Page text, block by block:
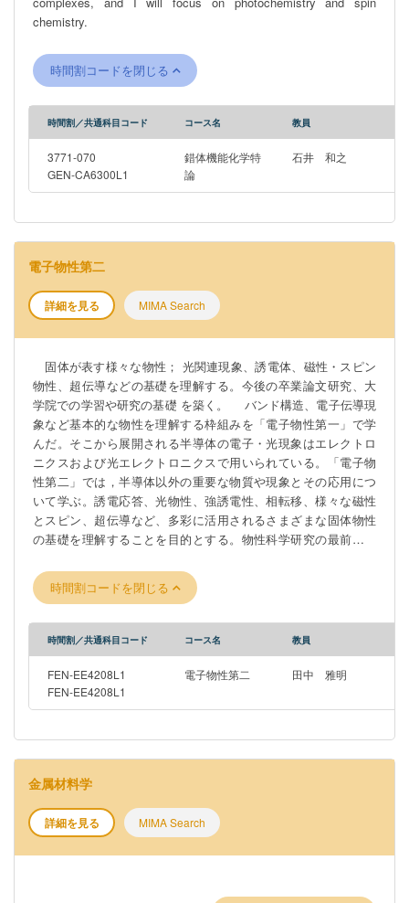
chemistry.
時間割コードを閉じる
時間割／共通科目コード コース名 教員
3771-070
GEN-CA6300L1
錯体機能化学特
論
石井 和之
電子物性第二
詳細を見る MIMA Search
固体が表す様々な物性； 光関連現象、誘電体、磁性・スピン
物性、超伝導などの基礎を理解する。今後の卒業論文研究、大
学院での学習や研究の基礎 を築く。 バンド構造、電子伝導現
象など基本的な物性を理解する枠組みを「電子物性第一」で学
んだ。そこから展開される半導体の電子・光現象はエレクトロ
ニクスおよび光エレクトロニクスで用いられている。「電子物
性第二」では，半導体以外の重要な物質や現象とその応用につ
いて学ぶ。誘電応答、光物性、強誘電性、相転移、様々な磁性
とスピン、超伝導など、多彩に活用されるさまざまな固体物性
の基礎を理解することを目的とする。物性科学研究の最前線や
一」を履修していなくともおおよその講義の理解に支障はない
であろう。）
時間割コードを閉じる
時間割／共通科目コード コース名 教員
FEN-EE4208L1
FEN-EE4208L1
電子物性第二 田中 雅明
金属材料学
詳細を見る MIMA Search